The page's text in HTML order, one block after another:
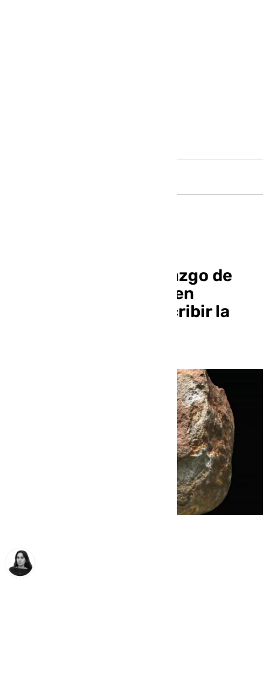
El sorprendente hallazgo de
una piedra milenaria en
Marbella podría reescribir la